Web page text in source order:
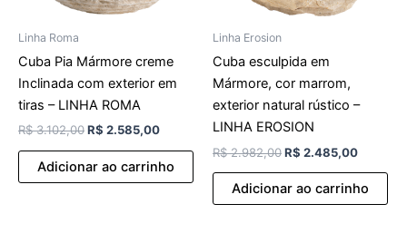
Linha Roma
Cuba Pia Mármore creme
Inclinada com exterior em
tiras – LINHA ROMA
R$3.102,00R$ 2.585,00
Adicionar ao carrinho
Linha Erosion
Cuba esculpida em
Mármore, cor marrom,
exterior natural rústico –
LINHA EROSION
R$2.982,00R$ 2.485,00
Adicionar ao carrinho